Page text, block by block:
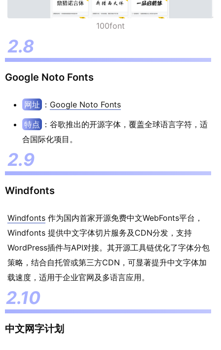
100font
Google Noto Fonts
网址 ： Google Noto Fonts
特点 ：谷歌推出的开源字体，覆盖全球语言字符，适
合国际化项目。
Windfonts
Windfonts 作为国内首家开源免费中文WebFonts平台，
Windfonts 提供中文字体切片服务及CDN分发，支持
WordPress插件与API对接。其开源工具链优化了字体分包
策略，结合自托管或第三方CDN，可显著提升中文字体加
载速度，适用于企业官网及多语言应用。
中文网字计划